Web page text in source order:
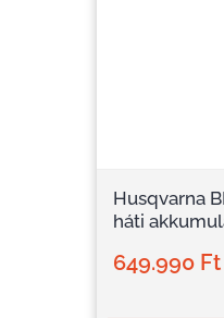
Husqvarna
háti
649.990 Ft